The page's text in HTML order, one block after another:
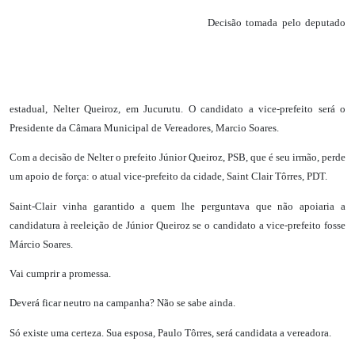
Decisão tomada pelo deputado
estadual, Nelter Queiroz, em Jucurutu. O candidato a vice-prefeito será o
Presidente da Câmara Municipal de Vereadores, Marcio Soares.
Com a decisão de Nelter o prefeito Júnior Queiroz, PSB, que é seu irmão, perde
um apoio de força: o atual vice-prefeito da cidade, Saint Clair Tôrres, PDT.
Saint-Clair vinha garantido a quem lhe perguntava que não apoiaria a
candidatura à reeleição de Júnior Queiroz se o candidato a vice-prefeito fosse
Márcio Soares.
Vai cumprir a promessa.
Deverá ficar neutro na campanha? Não se sabe ainda.
Só existe uma certeza. Sua esposa, Paulo Tôrres, será candidata a vereadora.